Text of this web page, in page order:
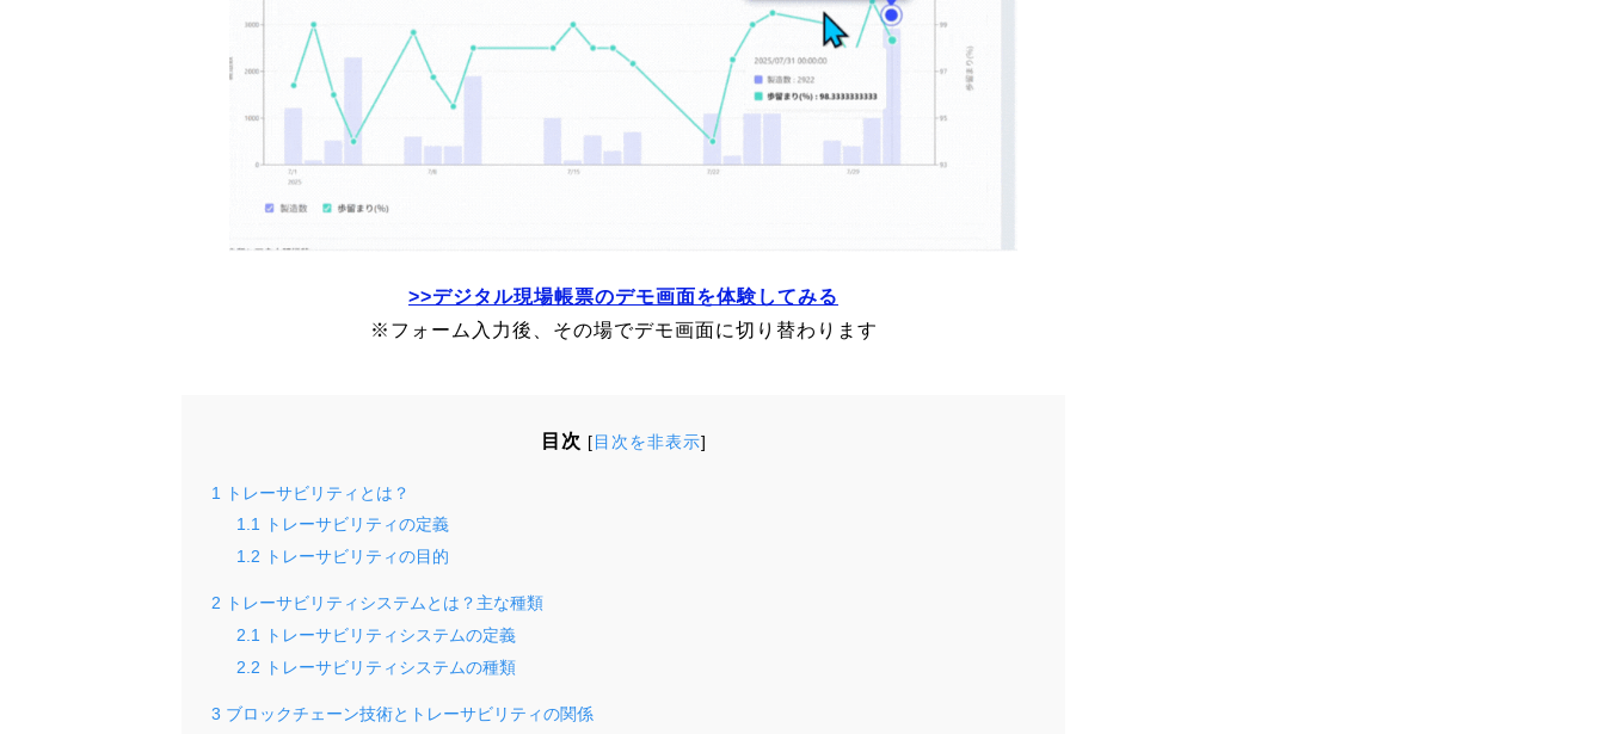
>>デジタル現場帳票のデモ画面を体験してみる
※フォーム入力後、その場でデモ画面に切り替わります
目次 [目次を非表示]
1
トレーサビリティとは？
1.1 トレーサビリティの定義
1.2 トレーサビリティの目的
2 トレーサビリティシステムとは？主な種類
2.1
トレーサビリティシステムの定義
2.2 トレーサビリティシステムの種類
3 ブロックチェーン技術とトレーサビリティの関係